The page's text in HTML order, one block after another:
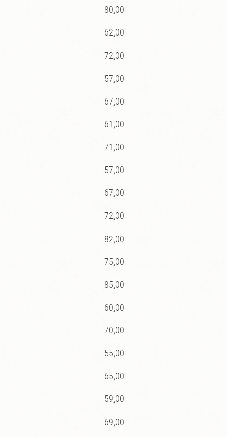
80,00
62,00
72,00
57,00
67,00
61,00
71,00
57,00
67,00
72,00
82,00
75,00
85,00
60,00
70,00
55,00
65,00
59,00
69,00